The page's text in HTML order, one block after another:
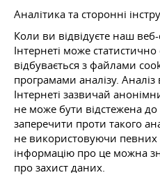
Аналітика та сторонні
Коли ви відвідуєте наш
Інтернеті може
відбувається з файлами
програмами аналізу.
Інтернеті зазвичай
не може бути відстежена
заперечити проти такого
не використовуючи певних
інформацію про це можна
про захист даних.